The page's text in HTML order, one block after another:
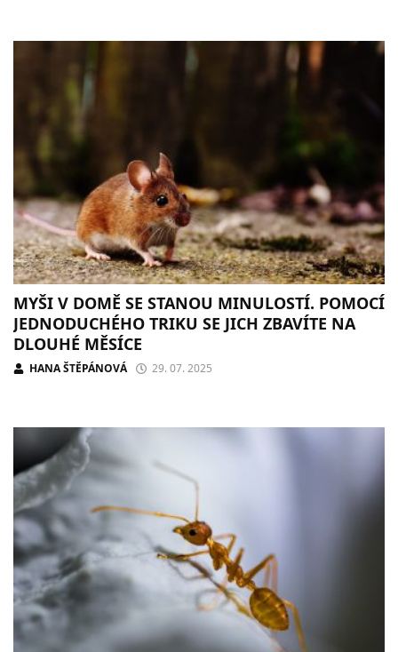
MYŠI V DOMĚ SE STANOU MINULOSTÍ. POMOCÍ
JEDNODUCHÉHO TRIKU SE JICH ZBAVÍTE NA
DLOUHÉ MĚSÍCE
HANA ŠTĚPÁNOVÁ 29. 07. 2025